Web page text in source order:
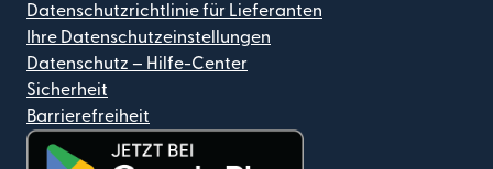
Datenschutzrichtlinie für Lieferanten
Ihre Datenschutzeinstellungen
Datenschutz – Hilfe-Center
Sicherheit
Barrierefreiheit